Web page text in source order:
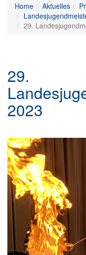
Home Aktuelles
29.
29.
2023